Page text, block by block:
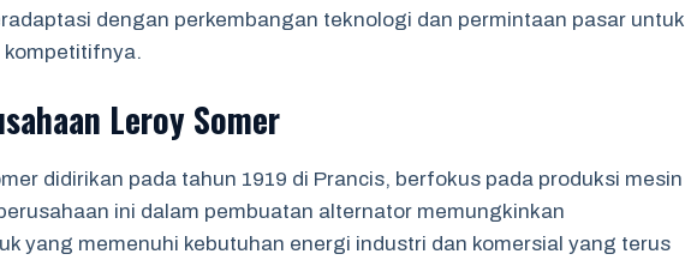
dengan perkembangan teknologi dan permintaan pasar untuk
kompetitifnya.
Leroy Somer
didirikan pada tahun 1919 di Prancis, berfokus pada produksi mesin
ini dalam pembuatan alternator memungkinkan
yang memenuhi kebutuhan energi industri dan komersial yang terus